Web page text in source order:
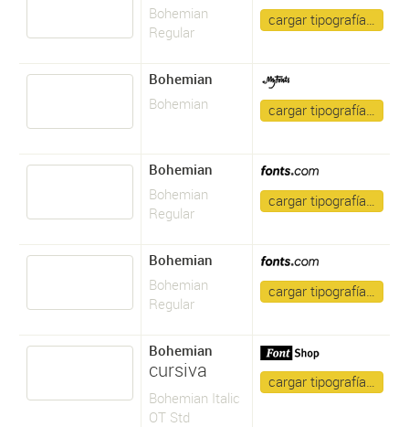
Bohemian
Regular
cargar tipografía…
Bohemian
Bohemian
cargar tipografía…
Bohemian
Bohemian
Regular
cargar tipografía…
Bohemian
Bohemian
Regular
cargar tipografía…
Bohemian
cursiva
Bohemian Italic
OT Std
cargar tipografía…